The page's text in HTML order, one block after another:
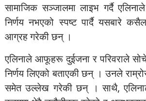
सामाजिक सञ्जालमा लाइभ गर्दै
निर्णय नभएको स्पष्ट पार्दै यसबारे
आग्रह गरेकी छन् ।
एलिनाले आफूहरू दुईजना र परिवराले
निर्णय लिएको बताएकी छन् । उनले
समेत उल्लेख गरेकी छन् । साथै,